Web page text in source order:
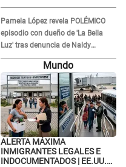
FALLECIMIENTO de su padre: “Es
un dolor difícil de explicar”
Pamela López revela POLÉMICO
episodio con dueño de 'La Bella
Luz' tras denuncia de Naldy
Saldaña: "Se acercó..."
Mundo
ALERTA MÁXIMA
INMIGRANTES LEGALES E
INDOCUMENTADOS | EE.UU.